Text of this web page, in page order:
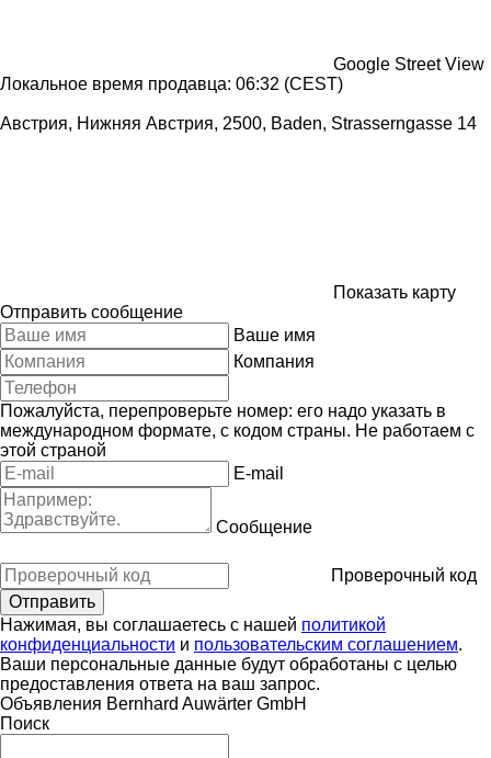
Google Street View
Локальное время продавца: 06:32 (CEST)
Австрия, Нижняя Австрия, 2500, Baden, Strasserngasse 14
Показать карту
Отправить сообщение
Ваше имя
Компания
Пожалуйста, перепроверьте номер: его надо указать в
международном формате, с кодом страны. Не работаем с
этой страной
E-mail
Сообщение
Проверочный код
Нажимая, вы соглашаетесь с нашей политикой
конфиденциальности и пользовательским соглашением.
Ваши персональные данные будут обработаны с целью
предоставления ответа на ваш запрос.
Объявления Bernhard Auwärter GmbH
Поиск